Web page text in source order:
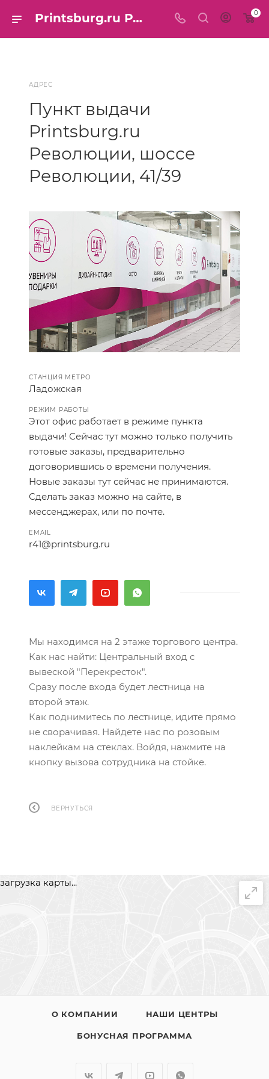
Printsburg.ru Революции 0
АДРЕС
Пункт выдачи
Printsburg.ru
Революции, шоссе
Революции, 41/39
СТАНЦИЯ МЕТРО
Ладожская
РЕЖИМ РАБОТЫ
Этот офис работает в режиме пункта
выдачи! Сейчас тут можно только получить
готовые заказы, предварительно
договорившись о времени получения.
Новые заказы тут сейчас не принимаются.
Сделать заказ можно на сайте, в
мессенджерах, или по почте.
EMAIL
r41@printsburg.ru
Мы находимся на 2 этаже торгового центра.
Как нас найти: Центральный вход с
вывеской "Перекресток".
Сразу после входа будет лестница на
второй этаж.
Как поднимитесь по лестнице, идите прямо
не сворачивая. Найдете нас по розовым
наклейкам на стеклах. Войдя, нажмите на
кнопку вызова сотрудника на стойке.
ВЕРНУТЬСЯ
загрузка карты...
О КОМПАНИИ НАШИ ЦЕНТРЫ
БОНУСНАЯ ПРОГРАММА